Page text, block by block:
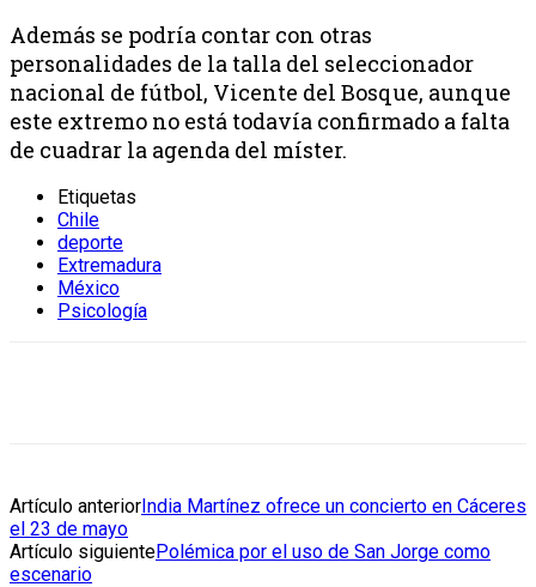
Además se podría contar con otras
personalidades de la talla del seleccionador
nacional de fútbol, Vicente del Bosque, aunque
este extremo no está todavía confirmado a falta
de cuadrar la agenda del míster.
Etiquetas
Chile
deporte
Extremadura
México
Psicología
Artículo anteriorIndia Martínez ofrece un concierto en Cáceres
el 23 de mayo
Artículo siguientePolémica por el uso de San Jorge como
escenario